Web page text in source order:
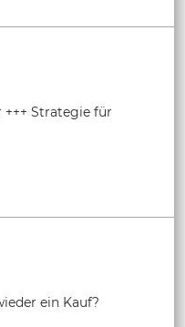
Strategie für
ein Kauf?